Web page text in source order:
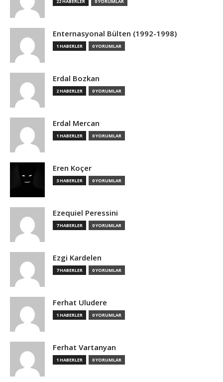
Enternasyonal Bülten (1992-1998)
1 HABERLER 0 YORUMLAR
Erdal Bozkan
2 HABERLER 0 YORUMLAR
Erdal Mercan
1 HABERLER 0 YORUMLAR
Eren Koçer
3 HABERLER 0 YORUMLAR
Ezequiel Peressini
7 HABERLER 0 YORUMLAR
Ezgi Kardelen
7 HABERLER 0 YORUMLAR
Ferhat Uludere
1 HABERLER 0 YORUMLAR
Ferhat Vartanyan
1 HABERLER 0 YORUMLAR